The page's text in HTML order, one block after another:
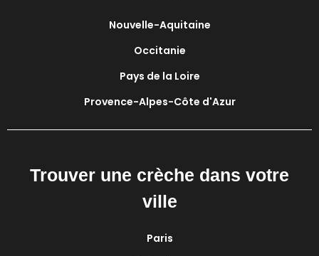
Nouvelle-Aquitaine
Occitanie
Pays de la Loire
Provence-Alpes-Côte d'Azur
Trouver une crèche dans votre
ville
Paris